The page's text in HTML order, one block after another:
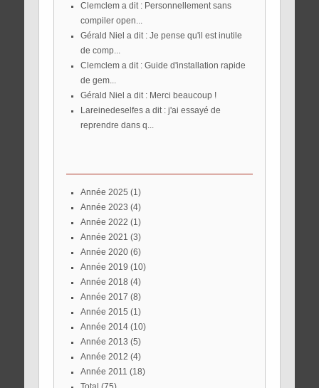
Clemclem a dit : Personnellement sans
compiler open...
Gérald Niel a dit : Je pense qu'il est inutile
de comp...
Clemclem a dit : Guide d'installation rapide
de gem...
Gérald Niel a dit : Merci beaucoup !
reprendre dans q...
année 2025 (1)
année 2023 (4)
année 2022 (1)
année 2021 (3)
année 2020(6)
année 2019 (10)
année 2018 (4)
année 2017 (8)
année 2015 (1)
année 2014(10)
année 2013 (5)
année 2012 (4)
année 2011 (18)